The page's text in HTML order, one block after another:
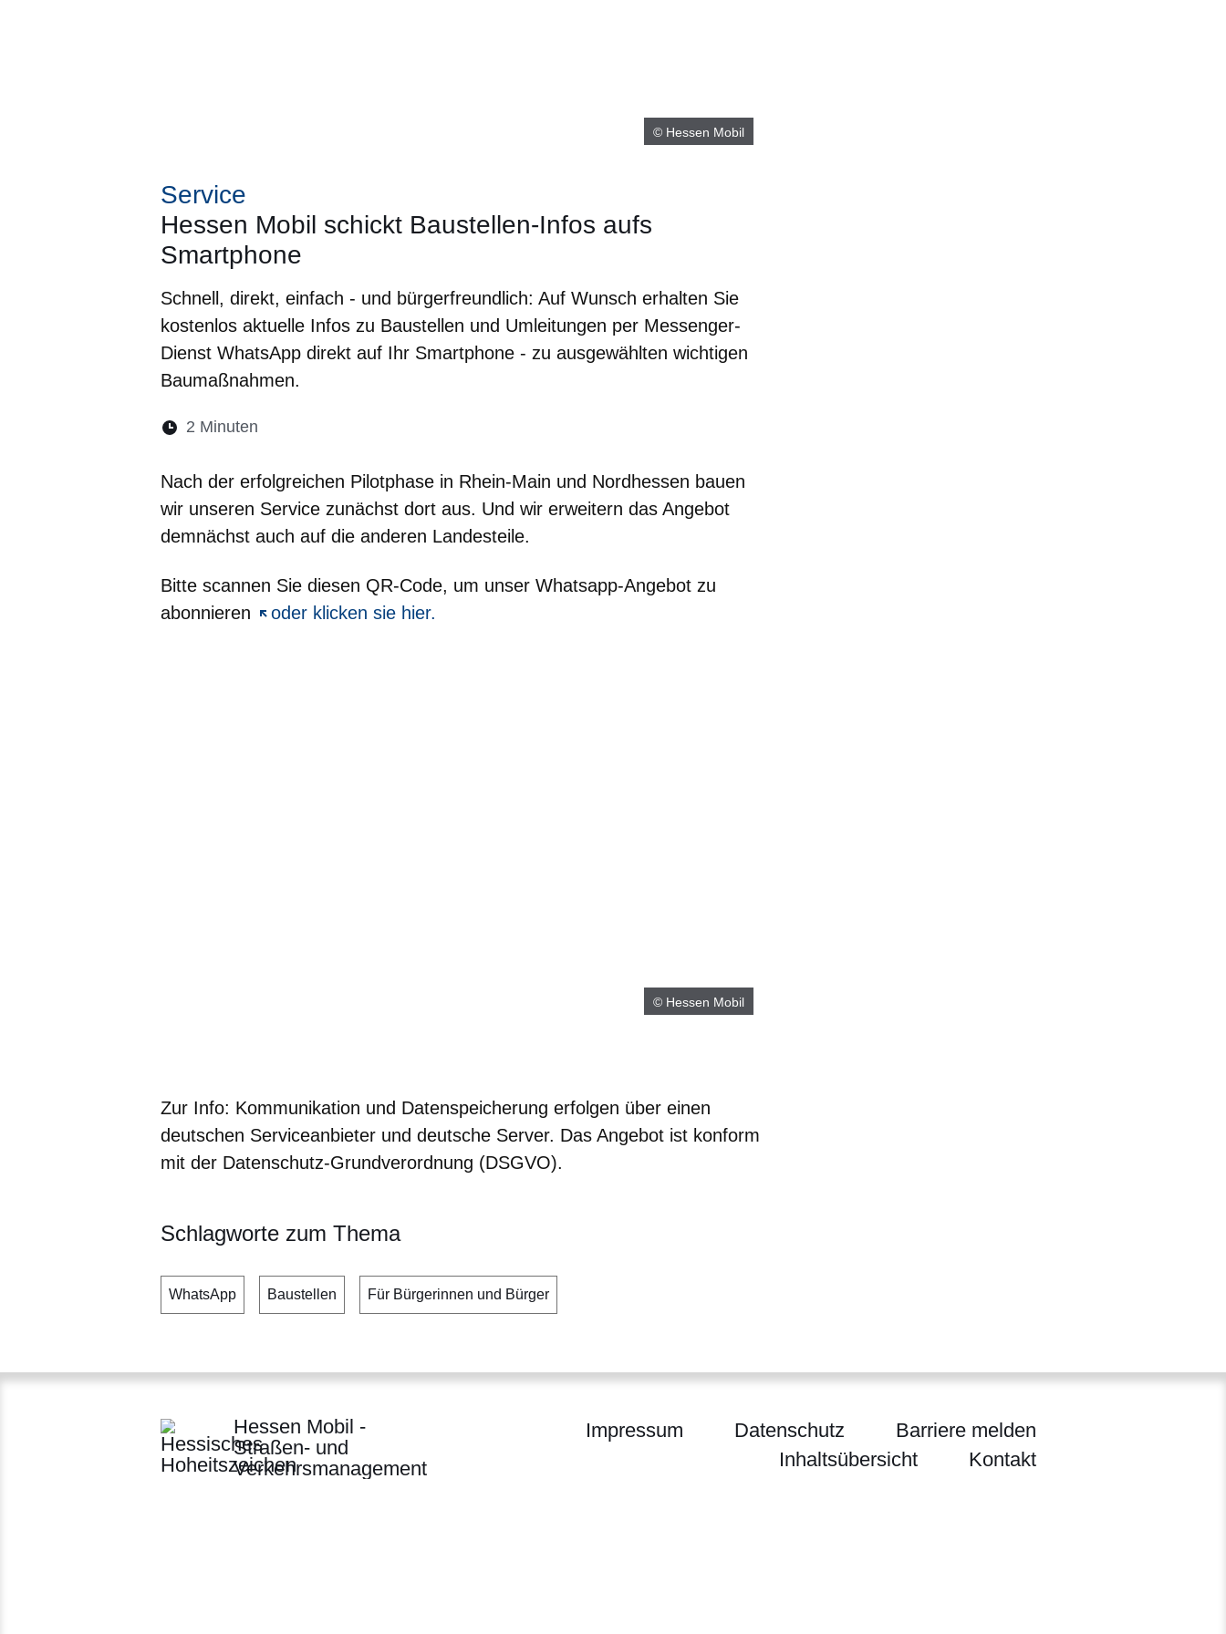
© Hessen Mobil
Service
Hessen Mobil schickt Baustellen-Infos aufs
Smartphone
Schnell, direkt, einfach - und bürgerfreundlich: Auf Wunsch erhalten Sie
kostenlos aktuelle Infos zu Baustellen und Umleitungen per Messenger-
Dienst WhatsApp direkt auf Ihr Smartphone - zu ausgewählten wichtigen
Baumaßnahmen.
Lesedauer:
2 Minuten
Nach der erfolgreichen Pilotphase in Rhein-Main und Nordhessen bauen
wir unseren Service zunächst dort aus. Und wir erweitern das Angebot
demnächst auch auf die anderen Landesteile.
Bitte scannen Sie diesen QR-Code, um unser Whatsapp-Angebot zu
abonnieren
oder klicken sie hier.
Öffnet sich in einem neuen Fenster
© Hessen Mobil
Zur Info: Kommunikation und Datenspeicherung erfolgen über einen
deutschen Serviceanbieter und deutsche Server. Das Angebot ist konform
mit der Datenschutz-Grundverordnung (DSGVO).
Schlagworte zum Thema
WhatsApp Baustellen Für Bürgerinnen und Bürger
Hessen Mobil -
Straßen- und
Verkehrsmanagement
Impressum Datenschutz
Barriere melden
Inhaltsübersicht
Kontakt